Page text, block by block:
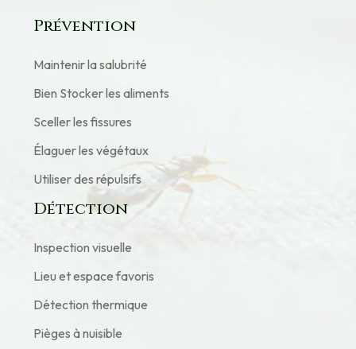
Prévention
Maintenir la salubrité
Bien Stocker les aliments
Sceller les fissures
Élaguer les végétaux
Utiliser des répulsifs
Détection
Inspection visuelle
Lieu et espace favoris
Détection thermique
Pièges à nuisible